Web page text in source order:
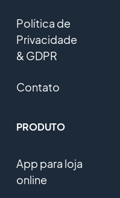
Política de
Privacidade
& GDPR
Contato
PRODUTO
App para loja
online